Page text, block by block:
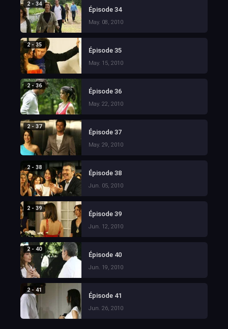
2 - 34
Épisode 34
May. 08, 2010
2 - 35
Épisode 35
May. 15, 2010
2 - 36
Épisode 36
May. 22, 2010
2 - 37
Épisode 37
May. 29, 2010
2 - 38
Épisode 38
Jun. 05, 2010
2 - 39
Épisode 39
Jun. 12, 2010
2 - 40
Épisode 40
Jun. 19, 2010
2 - 41
Épisode 41
Jun. 26, 2010